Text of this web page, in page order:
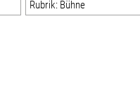
Rubrik: Bühne